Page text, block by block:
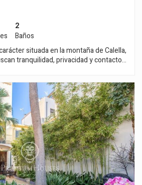
2
Baños
situada en la montaña de Calella,
tranquilidad, privacidad y contacto
recomendable disponer de vehículo
cuenta con una
600 m² y una construcción de
en diferentes niveles de la parcela.
el garaje y, en el torreón,
con mucho encanto. La vivienda
amplio y luminoso salón-comedor,
y dos baños completos con bañera.
a una agradable terraza con
entorno natural. En niveles